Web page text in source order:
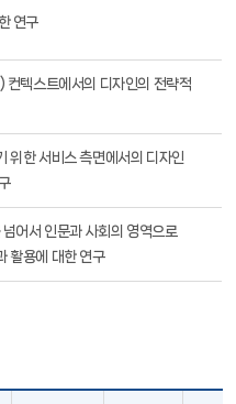
연구
컨텍스트에서의 디자인의 전략적
위한 서비스 측면에서의 디자인
어서 인문과 사회의 영역으로
활용에 대한 연구